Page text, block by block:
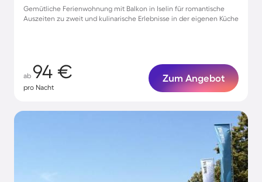
Gemütliche Ferienwohnung mit Balkon in Iselin für romantische
Auszeiten zu zweit und kulinarische Erlebnisse in der eigenen Küche
ab 94 €
pro Nacht
Zum Angebot